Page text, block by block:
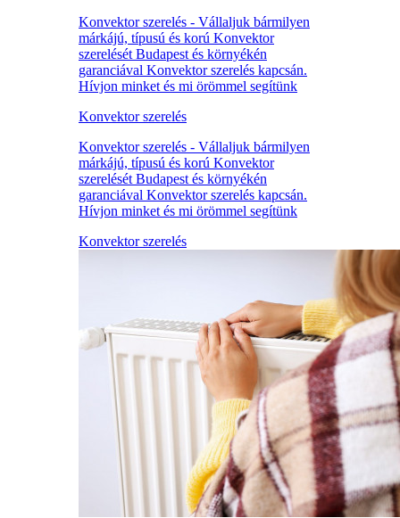
Konvektor szerelés - Vállaljuk bármilyen
márkájú, típusú és korú Konvektor
szerelését Budapest és környékén
garanciával Konvektor szerelés kapcsán.
Hívjon minket és mi örömmel segítünk
Konvektor szerelés
Konvektor szerelés - Vállaljuk bármilyen
márkájú, típusú és korú Konvektor
szerelését Budapest és környékén
garanciával Konvektor szerelés kapcsán.
Hívjon minket és mi örömmel segítünk
Konvektor szerelés